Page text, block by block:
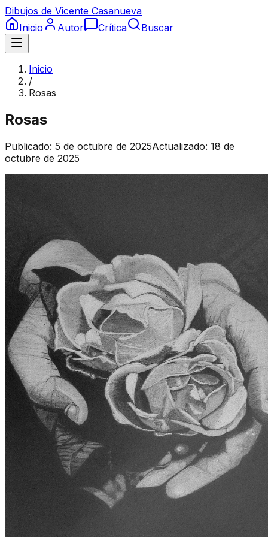
Dibujos de Vicente Casanueva
Inicio
Autor Crítica Buscar
Inicio
/
Rosas
Rosas
Publicado: 5 de octubre de 2025Actualizado: 18 de
octubre de 2025